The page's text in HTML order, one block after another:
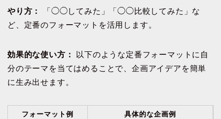
やり方：
「◯◯してみた」「◯◯比較してみた」な
ど、定番のフォーマットを活用します。
効果的な使い方：
以下のような定番フォーマットに自
分のテーマを当てはめることで、企画アイデアを簡単
に生み出せます。
フォーマット例 具体的な企画例